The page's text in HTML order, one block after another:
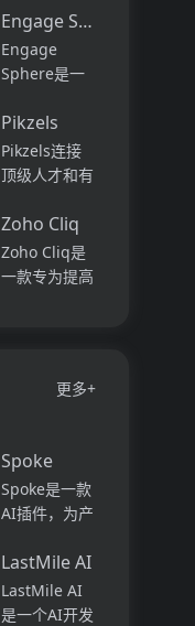
间，创造上
下...
产。它提供了
一站式的多模
态AI模型访
问，包括语言
模型（...
文件协作的工
具。它能帮助
用户管理多个
档和文件、整
理研究材料、
组织内容库，
并将所有文件
和内容集中在
Engage Sphere AI
Engage
Sphere是一
工参与度分析
平台。它可以
深入分析公司
队和岗位的参
与度,帮助管
理者明确团队
互动症结所
Pikzels
Pikzels连接
顶级人才和有
我们促进协
作，释放创意
卓越。加入我
量，释放你的
Zoho Cliq
Zoho Cliq是
一款专为提高
团队成员、对
方,实现无缝
连接。主要功
能包括:组
更多+
Spoke
Spoke是一款
AI插件，为产
大的、注重隐
私的AI功能，
能够在几秒钟
LastMile AI
LastMile AI
是一个AI开发